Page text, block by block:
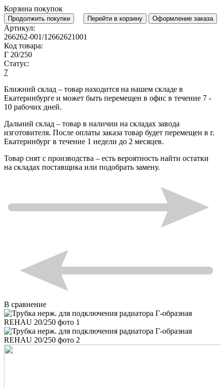
Корзина покупок
Продолжить покупки Перейти в корзину Оформление заказа
Артикул:
266262-001/12662621001
Код товара:
Г 20/250
Статус:
7
Ближний склад – товар находится на нашем складе в
Екатеринбурге и может быть перемещен в офис в течение 7 -
10 рабочих дней.
Дальний склад – товар в наличии на складах завода
изготовителя. После оплаты заказа товар будет перемещен в г.
Екатеринбург в течение 1 недели до 2 месяцев.
Товар снят с производства – есть вероятность найти остатки
на складах поставщика или подобрать замену.
В сравнение